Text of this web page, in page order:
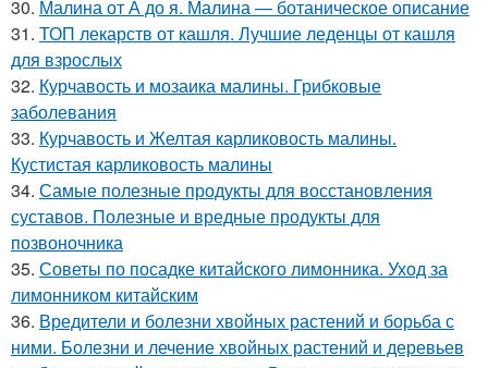
30. Малина от А до я. Малина — ботаническое описание
31. ТОП лекарств от кашля. Лучшие леденцы от кашля
для взрослых
32. Курчавость и мозаика малины. Грибковые
заболевания
33. Курчавость и Желтая карликовость малины.
Кустистая карликовость малины
34. Самые полезные продукты для восстановления
суставов. Полезные и вредные продукты для
позвоночника
35. Советы по посадке китайского лимонника. Уход за
лимонником китайским
36. Вредители и болезни хвойных растений и борьба с
ними. Болезни и лечение хвойных растений и деревьев